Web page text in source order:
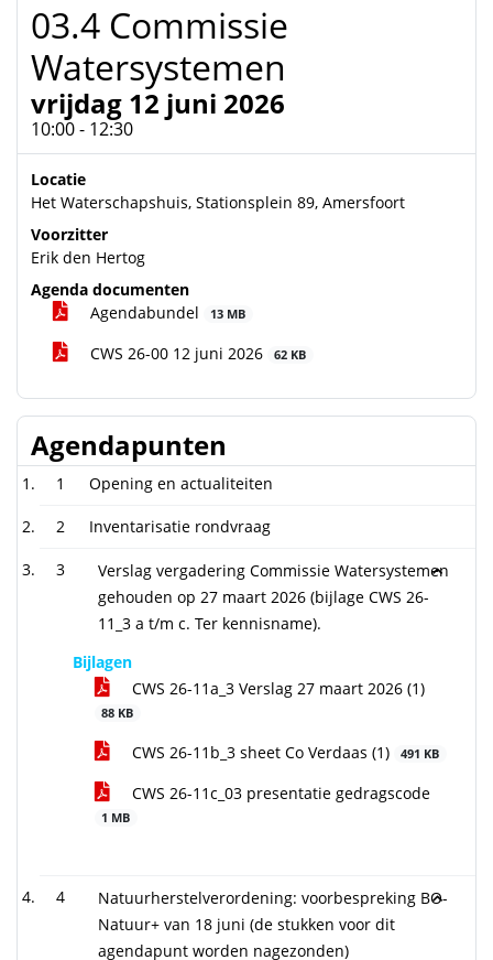
03.4 Commissie
Watersystemen
vrijdag 12 juni 2026
10:00 - 12:30
Locatie
Het Waterschapshuis, Stationsplein 89, Amersfoort
Voorzitter
Erik den Hertog
Agenda documenten
Agendabundel
13 MB
CWS 26-00 12 juni 2026 62 KB
Agendapunten
1 Opening en actualiteiten
2 Inventarisatie rondvraag
3
Verslag vergadering Commissie Watersystemen
gehouden op 27 maart 2026 (bijlage CWS 26-
11_3 a t/m c. Ter kennisname).
Bijlagen
CWS 26-11a_3 Verslag 27 maart 2026 (1)
88 KB
CWS 26-11b_3 sheet Co Verdaas (1) 491 KB
CWS 26-11c_03 presentatie gedragscode
1 MB
4
Natuurherstelverordening: voorbespreking BO-
Natuur+ van 18 juni (de stukken voor dit
agendapunt worden nagezonden)